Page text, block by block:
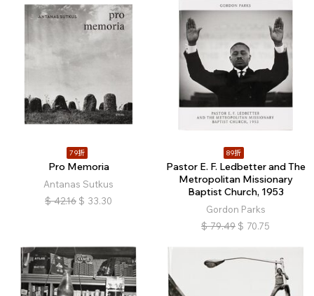
79折
Pro Memoria
Antanas Sutkus
$ 42.16 $ 33.30
89折
Pastor E. F. Ledbetter and The
Metropolitan Missionary
Baptist Church, 1953
Gordon Parks
$ 79.49 $ 70.75